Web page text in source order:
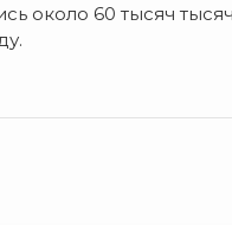
около 60 тысяч